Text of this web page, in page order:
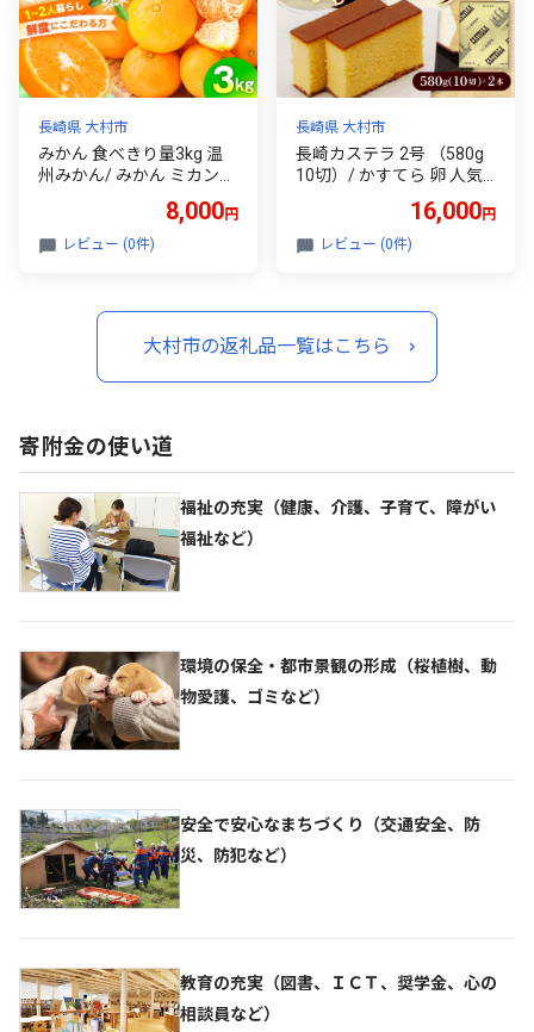
大村市 おおむら夢ファー
ムシュシュ [ACAA500]
長崎県 大村市
みかん 食べきり量3kg 温
州みかん/ みかん ミカン
蜜柑 甘い フルーツ 果物 み
かん ミカン 蜜柑 フルーツ
果物 みかん くだもの柑橘
返し ミカン 贈り物 人気 /
大村市 おおむら夢ファー
8,000円
レビュー (0件)
長崎県 大村市
長崎カステラ 2号 （580g
10切）/ かすてら 卵 人気
長崎 おやつ スイーツ / 大
村市 / 異人堂[ACBM001]
16,000円
レビュー (0件)
大村市の返礼品一覧はこちら
寄附金の使い道
福祉の充実（健康、介護、子育て、障がい
福祉など）
環境の保全・都市景観の形成（桜植樹、動
物愛護、ゴミなど）
安全で安心なまちづくり（交通安全、防
災、防犯など）
教育の充実（図書、ＩＣＴ、奨学金、心の
相談員など）